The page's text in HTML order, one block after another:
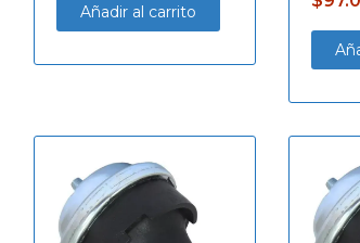
Añadir al carrito